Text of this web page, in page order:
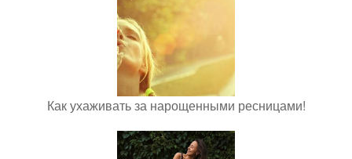
Как ухаживать за нарощенными ресницами!